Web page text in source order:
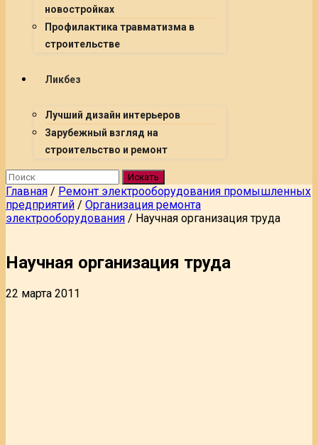
новостройках
Профилактика травматизма в
строительстве
Ликбез
Лучший дизайн интерьеров
Зарубежный взгляд на
строительство и ремонт
Искать
Главная / Ремонт электрооборудования промышленных
предприятий / Организация ремонта
электрооборудования / Научная организация труда
Научная организация труда
22 марта 2011